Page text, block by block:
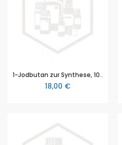
1-Jodbutan zur Synthese, 10 ml
18,00 €